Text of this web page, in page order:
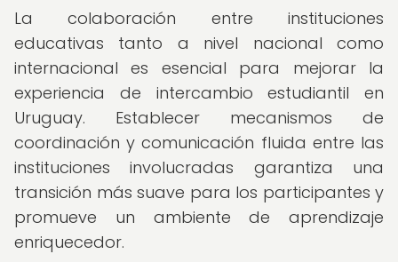
La colaboración entre instituciones
educativas tanto a nivel nacional como
internacional es esencial para mejorar la
experiencia de intercambio estudiantil en
Uruguay. Establecer mecanismos de
coordinación y comunicación fluida entre las
instituciones involucradas garantiza una
transición más suave para los participantes y
promueve un ambiente de aprendizaje
enriquecedor.